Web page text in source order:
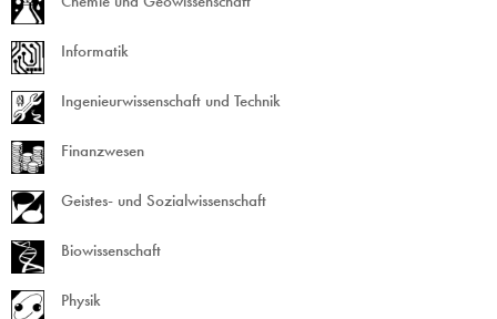
Informatik
Ingenieurwissenschaft und Technik
Finanzwesen
Geistes- und Sozialwissenschaft
Biowissenschaft
Physik